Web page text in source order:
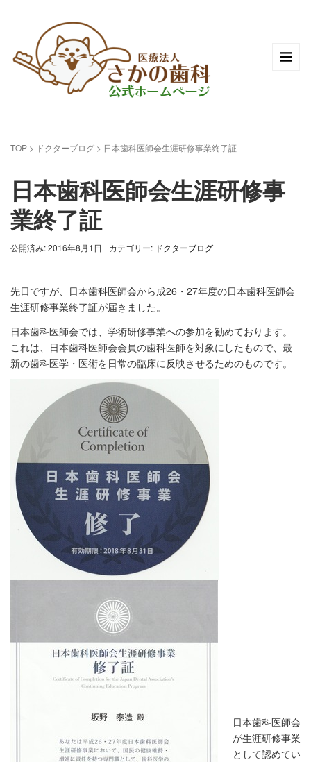
TOP > ドクターブログ > 日本歯科医師会生涯研修事業終了証
日本歯科医師会生涯研修事
業終了証
公開済み: 2016年8月1日 カテゴリー: ドクターブログ
先日ですが、日本歯科医師会から成26・27年度の日本歯科医師会
生涯研修事業終了証が届きました。
日本歯科医師会では、学術研修事業への参加を勧めております。
これは、日本歯科医師会会員の歯科医師を対象にしたもので、最
新の歯科医学・医術を日常の臨床に反映させるためのものです。
日本歯科医師会
が生涯研修事業
として認めてい